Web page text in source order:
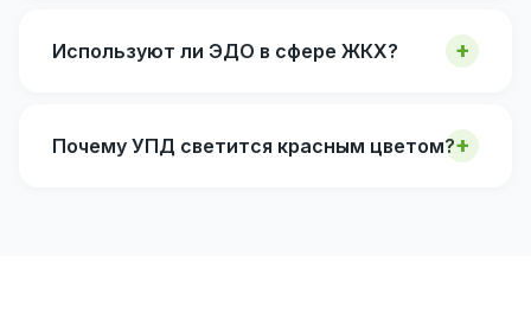
Используют ли ЭДО в сфере ЖКХ?
Почему УПД светится красным цветом?